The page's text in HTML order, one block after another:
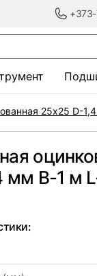
25х25 D-
мм B-1 м